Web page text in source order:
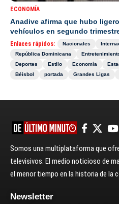
ECONOMÍA
Anadive afirma que hubo
vehículos en segundo
Enlaces rápidos: Nacionales
República Dominicana
Deportes
Estilo Economía
Béisbol
portada Grandes Ligas
Somos una multiplataforma que
televisivos. El medio noticioso de
el menor tiempo en la historia de la
Newsletter